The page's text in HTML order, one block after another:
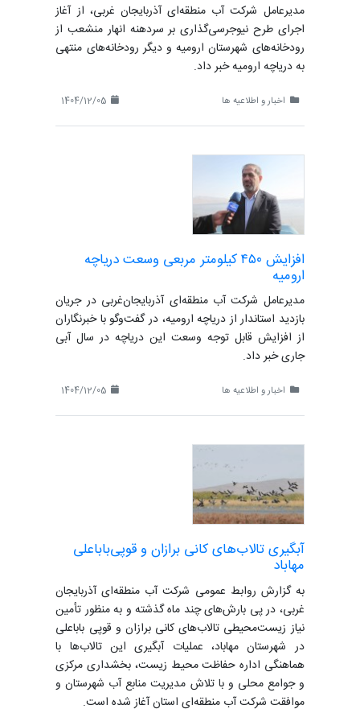
مدیرعامل شرکت آب منطقه‌ای آذربایجان غربی، از آغاز
اجرای طرح نیوجرسی‌گذاری بر سردهنه‌ انهار منشعب از
رودخانه‌های شهرستان ارومیه و دیگر رودخانه‌های منتهی
به دریاچه ارومیه خبر داد.
اخبار و اطلاعیه ها
افزایش ۴۵۰ کیلومتر مربعی وسعت دریاچه
ارومیه
مدیرعامل شرکت آب منطقه‌ای آذربایجان‌غربی در جریان
بازدید استاندار از دریاچه ارومیه، در گفت‌وگو با خبرنگاران
از افزایش قابل توجه وسعت این دریاچه در سال آبی
جاری خبر داد.
اخبار و اطلاعیه ها
آبگیری تالاب‌های کانی برازان و قوپی‌باباعلی
مهاباد
به گزارش روابط عمومی شرکت آب منطقه‌ای آذربایجان
غربی، در پی بارش‌های چند ماه گذشته و به منظور تأمین
نیاز زیست‌محیطی تالاب‌های کانی برازان و قوپی باباعلی
در شهرستان مهاباد، عملیات آبگیری این تالاب‌ها با
هماهنگی اداره حفاظت محیط زیست، بخشداری مرکزی
و جوامع محلی و با تلاش مدیریت منابع آب شهرستان و
موافقت شرکت آب منطقه‌ای استان آغاز شده است.